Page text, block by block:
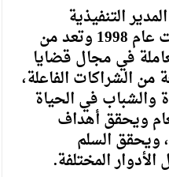
التنفيذية
لتضامن أن الجمعية تأسست عام 1998 وتعد من
في مجال قضايا
من الشراكات الفاعلة،
والشباب في الحياة
ويحقق أهداف
ويحقق السلم
المختلفة.